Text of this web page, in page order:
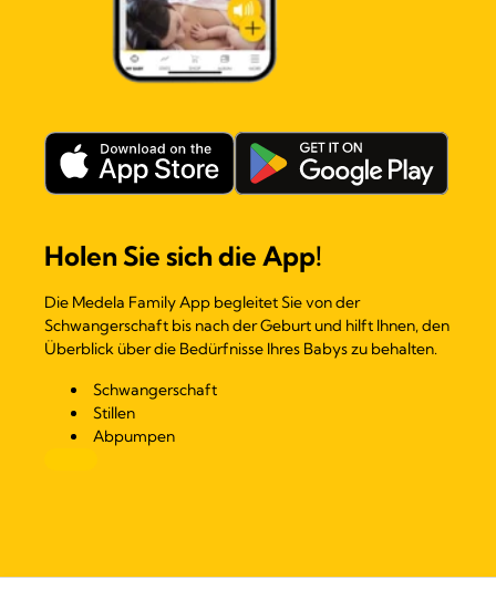
Holen Sie sich die App!
Die Medela Family App begleitet Sie von der
Schwangerschaft bis nach der Geburt und hilft Ihnen, den
Überblick über die Bedürfnisse Ihres Babys zu behalten.
Schwangerschaft
Stillen
Abpumpen